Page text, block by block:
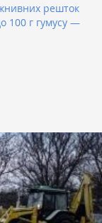
решток
100 г гумусу —